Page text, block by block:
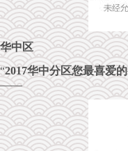
华中区
“2017华中分区您最喜爱
——